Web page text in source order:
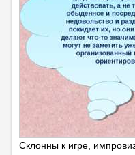
Склонны к игре,